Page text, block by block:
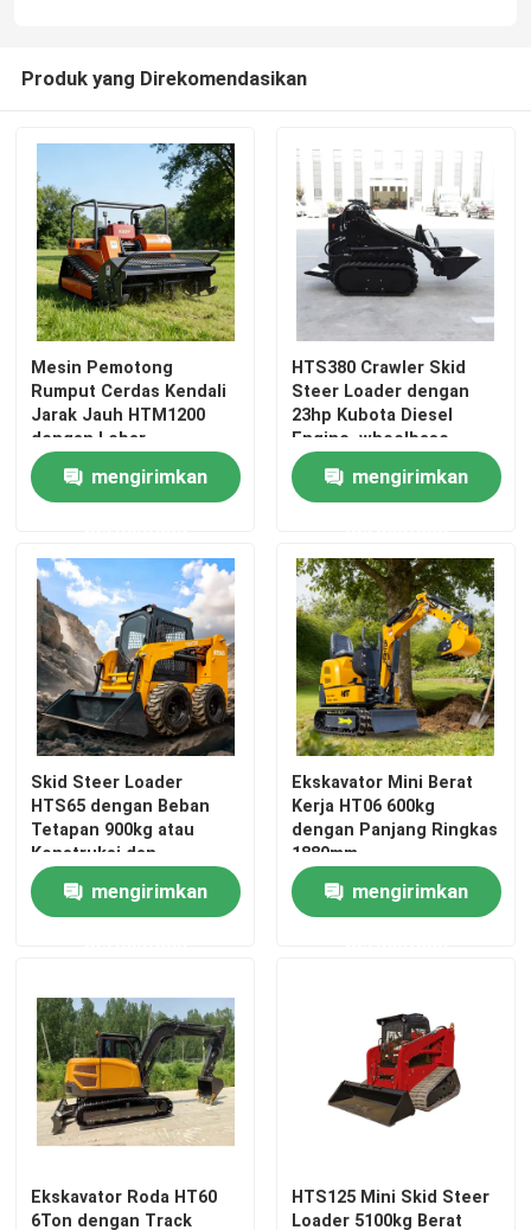
Produk
Tentang kita
Kontrol kualitas
Hubungi kami
Berita
Quote request suatu
Mini Ekskavator Tinggi
Excavator hidraulik kecil
Produk yang Direkomendasikan
Mesin Pemotong
Rumput Cerdas Kendali
Jarak Jauh HTM1200
dengan Lebar
Pemotongan 1,2m
mengirimkan
HTS380 Crawler Skid
Steer Loader dengan
23hp Kubota Diesel
Engine, wheelbase
636mm, dan
Multifunctional
mengirimkan
Skid Steer Loader
HTS65 dengan Beban
Tetapan 900kg atau
Konstruksi dan
Lansekap
mengirimkan
Ekskavator Mini Berat
Kerja HT06 600kg
dengan Panjang Ringkas
1889mm
mengirimkan
Ekskavator Roda HT60
6Ton dengan Track
HTS125 Mini Skid Steer
Loader 5100kg Berat